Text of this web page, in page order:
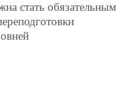
стать обязательным